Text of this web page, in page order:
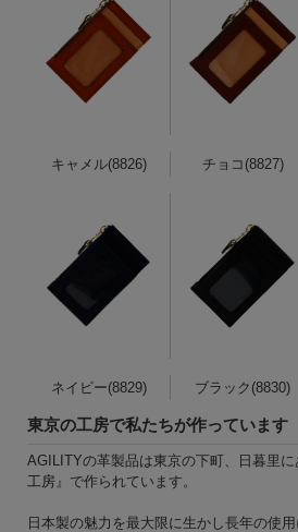
キャメル(8826) チョコ(8827)
ネイビー(8829) ブラック(8830)
東京の工房で私たちが作っています
AGILITYの革製品は東京の下町、日暮里に
工房』で作られています。
日本製の魅力を最大限に生かし長年の使